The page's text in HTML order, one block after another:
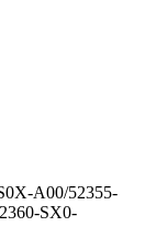
A00/52355-
SX0-